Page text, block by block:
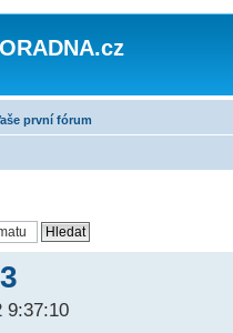
první fórum
9:37:10